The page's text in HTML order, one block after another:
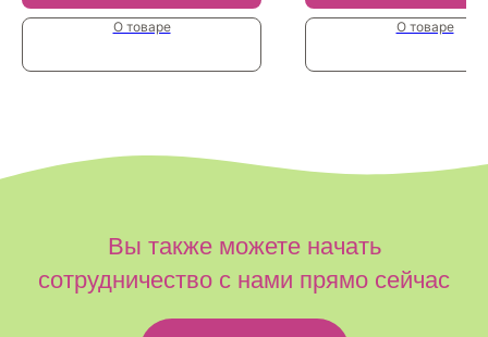
О товаре О товаре
Вы также можете начать
сотрудничество с нами прямо сейчас